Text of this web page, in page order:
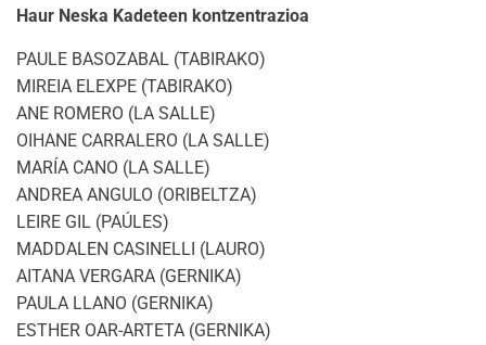
Haur Neska Kadeteen kontzentrazioa
PAULE BASOZABAL (TABIRAKO)
MIREIA ELEXPE (TABIRAKO)
ANE ROMERO (LA SALLE)
OIHANE CARRALERO (LA SALLE)
MARÍA CANO (LA SALLE)
ANDREA ANGULO (ORIBELTZA)
LEIRE GIL (PAÚLES)
MADDALEN CASINELLI (LAURO)
AITANA VERGARA (GERNIKA)
PAULA LLANO (GERNIKA)
ESTHER OAR-ARTETA (GERNIKA)